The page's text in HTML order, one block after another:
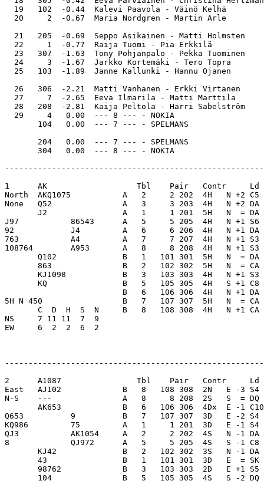
19   102  -0.44  Kalevi Paavola - Väinö Kelhä
20     2  -0.67  Maria Nordgren - Martin Arle
21   205  -0.69  Seppo Asikainen - Matti Holmsten
22     1  -0.77  Raija Tuomi - Pia Erkkilä
23   307  -1.63  Tony Pohjanpalo - Pekka Tuominen
24     3  -1.67  Jarkko Kortemäki - Tero Topra
25   103  -1.89  Janne Kallunki - Hannu Ojanen
26   306  -2.21  Matti Vanhanen - Erkki Virtanen
27     7  -2.65  Eeva Ilmarila - Matti Marttila
28   208  -2.81  Kaija Peltola - Harri
29     4   0.00  --- 8 --- - NOKIA
104   0.00  --- 7 --- - SPELMANS
204   0.00  --- 7 --- - SPELMANS